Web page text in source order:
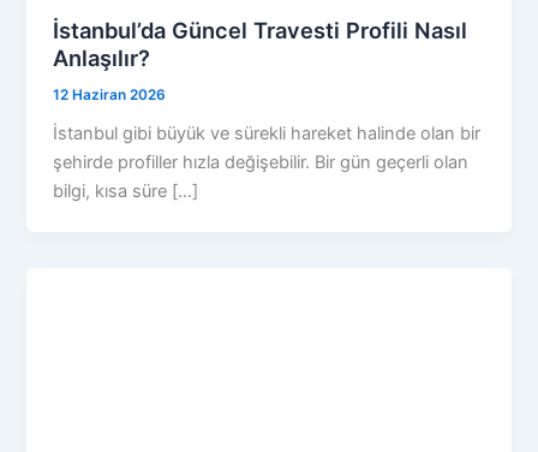
İstanbul’da Güncel Travesti Profili Nasıl
Anlaşılır?
12 Haziran 2026
İstanbul gibi büyük ve sürekli hareket halinde olan bir
şehirde profiller hızla değişebilir. Bir gün geçerli olan
bilgi, kısa süre […]